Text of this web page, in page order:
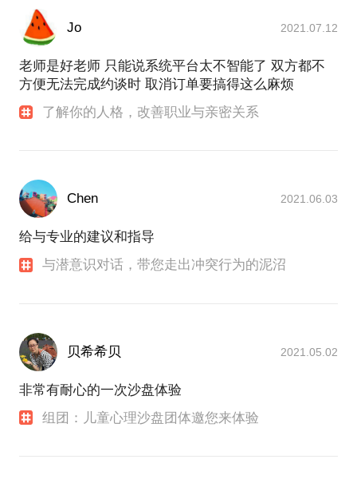
Jo 2021.07.12
老师是好老师 只能说系统平台太不智能了 双方都不
方便无法完成约谈时 取消订单要搞得这么麻烦
了解你的人格，改善职业与亲密关系
Chen 2021.06.03
给与专业的建议和指导
与潜意识对话，带您走出冲突行为的泥沼
贝希希贝 2021.05.02
非常有耐心的一次沙盘体验
组团：儿童心理沙盘团体邀您来体验